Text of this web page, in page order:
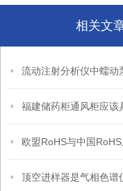
相关文
欧盟RoHS与中国